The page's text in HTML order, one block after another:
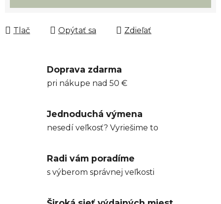
Tlač Opýtať sa Zdieľať
Doprava zdarma
pri nákupe nad 50 €
Jednoduchá výmena
nesedí veľkosť? Vyriešime to
Radi vám poradíme
s výberom správnej veľkosti